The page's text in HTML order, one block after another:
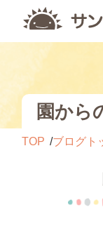
園から
TOP ブログト